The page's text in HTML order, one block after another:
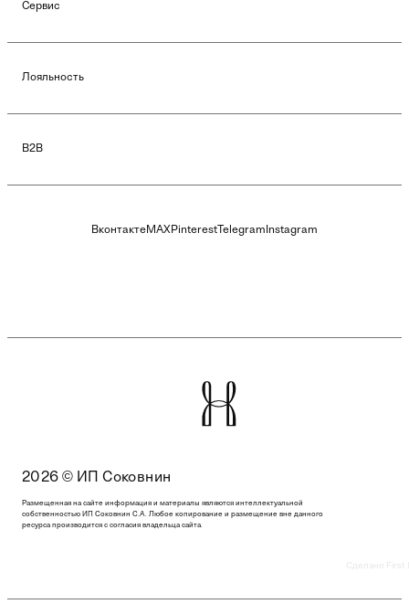
Сервис
Лояльность
B2B
ВконтактеMAXPinterest TelegramInstagram
2026 © ИП Соковнин
Размещенная на сайте информация и материалы являются интеллектуальной
собственностью ИП Соковнин С.А. Любое копирование и размещение вне данного
ресурса производится с согласия владельца сайта.